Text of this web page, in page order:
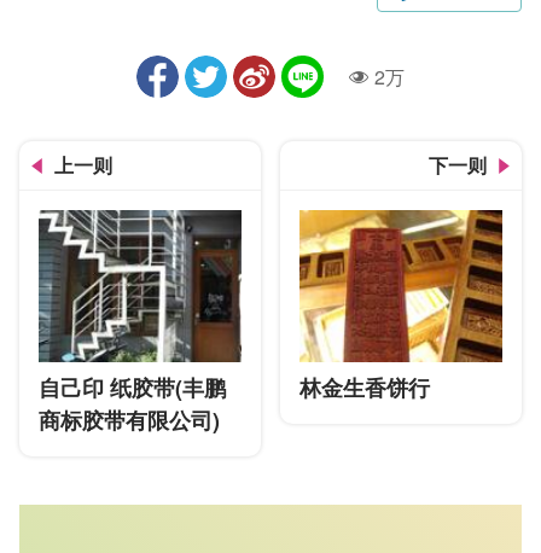
人气2万
上一则
自己印 纸胶带(丰鹏
商标胶带有限公司)
下一则
林金生香饼行